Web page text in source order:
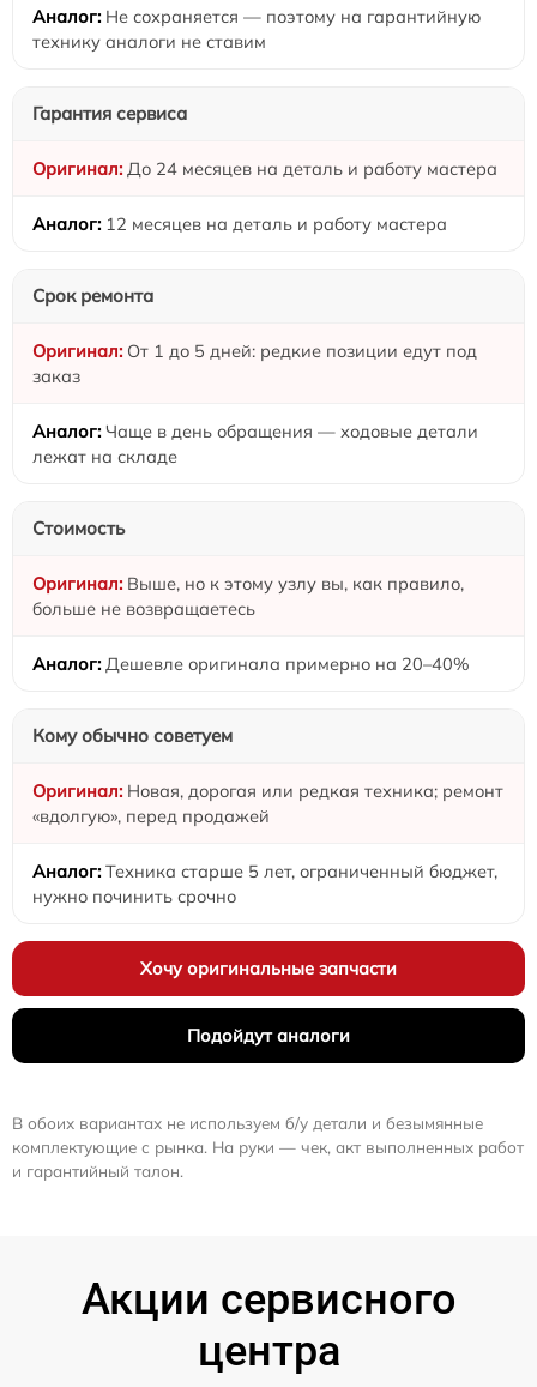
Не сохраняется — поэтому на гарантийную
технику аналоги не ставим
Гарантия сервиса
До 24 месяцев на деталь и работу мастера
12 месяцев на деталь и работу мастера
Срок ремонта
От 1 до 5 дней: редкие позиции едут под
заказ
Чаще в день обращения — ходовые детали
лежат на складе
Стоимость
Выше, но к этому узлу вы, как правило,
больше не возвращаетесь
Дешевле оригинала примерно на 20–40%
Кому обычно советуем
Новая, дорогая или редкая техника; ремонт
«вдолгую», перед продажей
Техника старше 5 лет, ограниченный бюджет,
нужно починить срочно
Хочу оригинальные запчасти
Подойдут аналоги
В обоих вариантах не используем б/у детали и безымянные
комплектующие с рынка. На руки — чек, акт выполненных работ
и гарантийный талон.
Акции сервисного
центра